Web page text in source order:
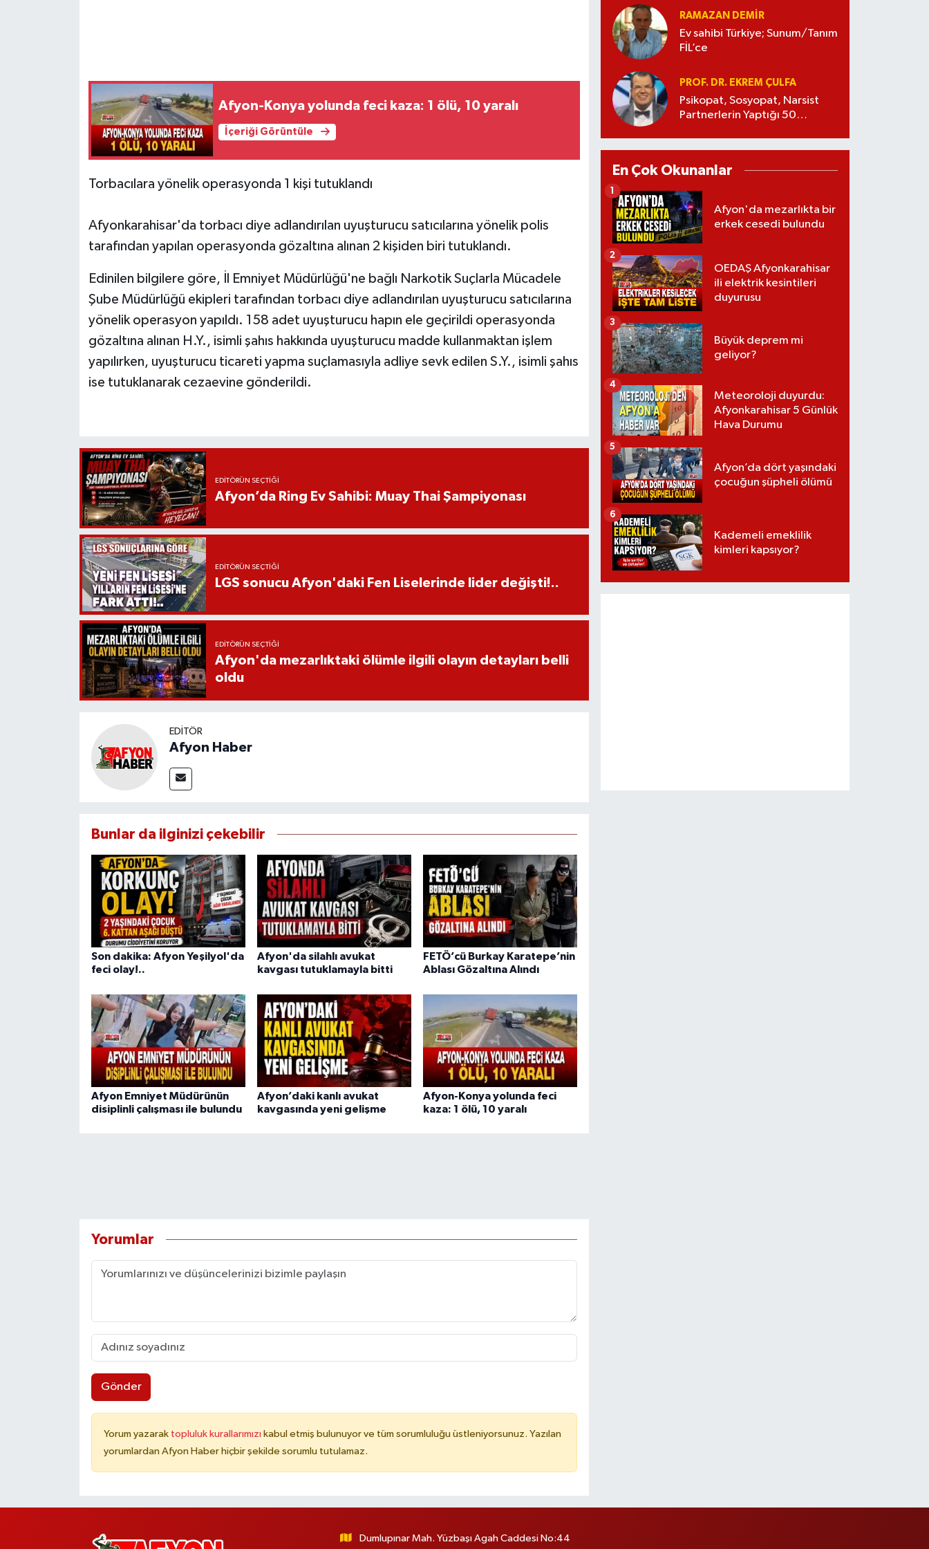
Afyon-Konya yolunda feci kaza: 1 ölü, 10 yaralı
İçeriği Görüntüle
Torbacılara yönelik operasyonda 1 kişi tutuklandı
Afyonkarahisar'da torbacı diye adlandırılan uyuşturucu satıcılarına yönelik polis
tarafından yapılan operasyonda gözaltına alınan 2 kişiden biri tutuklandı.
Edinilen bilgilere göre, İl Emniyet Müdürlüğü'ne bağlı Narkotik Suçlarla Mücadele
Şube Müdürlüğü ekipleri tarafından torbacı diye adlandırılan uyuşturucu satıcılarına
yönelik operasyon yapıldı. 158 adet uyuşturucu hapın ele geçirildi operasyonda
gözaltına alınan H.Y., isimli şahıs hakkında uyuşturucu madde kullanmaktan işlem
yapılırken, uyuşturucu ticareti yapma suçlamasıyla adliye sevk edilen S.Y., isimli şahıs
ise tutuklanarak cezaevine gönderildi.
EDITÖRÜN SEÇTIĞI
Afyon’da Ring Ev Sahibi: Muay Thai Şampiyonası
EDITÖRÜN SEÇTIĞI
LGS sonucu Afyon'daki Fen Liselerinde lider değişti!..
EDITÖRÜN SEÇTIĞI
Afyon'da mezarlıktaki ölümle ilgili olayın detayları belli
oldu
EDITÖR
Afyon Haber
Bunlar da ilginizi çekebilir
Son dakika: Afyon Yeşilyol'da
feci olay!..
Afyon'da silahlı avukat
kavgası tutuklamayla bitti
FETÖ’cü Burkay Karatepe’nin
Ablası Gözaltına Alındı
Afyon Emniyet Müdürünün
disiplinli çalışması ile bulundu
Afyon’daki kanlı avukat
kavgasında yeni gelişme
Afyon-Konya yolunda feci
kaza: 1 ölü, 10 yaralı
Yorumlar
Gönder
Yorum yazarak topluluk kurallarımızı kabul etmiş bulunuyor ve tüm sorumluluğu üstleniyorsunuz. Yazılan
yorumlardan Afyon Haber hiçbir şekilde sorumlu tutulamaz.
RAMAZAN DEMİR
Ev sahibi Türkiye; Sunum/Tanım
FİL’ce
PROF. DR. EKREM ÇULFA
Psikopat, Sosyopat, Narsist
Partnerlerin Yaptığı 50
En Çok Okunanlar
Afyon'da mezarlıkta bir
erkek cesedi bulundu
1
OEDAŞ Afyonkarahisar
ili elektrik kesintileri
duyurusu
2
Büyük deprem mi
geliyor?
3
Meteoroloji duyurdu:
Afyonkarahisar 5 Günlük
Hava Durumu
4
Afyon’da dört yaşındaki
çocuğun şüpheli ölümü
5
Kademeli emeklilik
kimleri kapsıyor?
6
Dumlupınar Mah. Yüzbaşı Agah Caddesi No:44